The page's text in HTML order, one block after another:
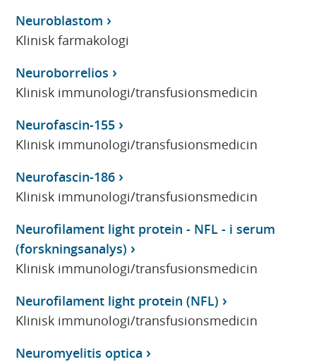
Neuroblastom
Klinisk farmakologi
Neuroborrelios
Klinisk immunologi/transfusionsmedicin
Neurofascin-155
Klinisk immunologi/transfusionsmedicin
Neurofascin-186
Klinisk immunologi/transfusionsmedicin
Neurofilament light protein - NFL - i serum
(forskningsanalys)
Klinisk immunologi/transfusionsmedicin
Neurofilament light protein (NFL)
Klinisk immunologi/transfusionsmedicin
Neuromyelitis optica